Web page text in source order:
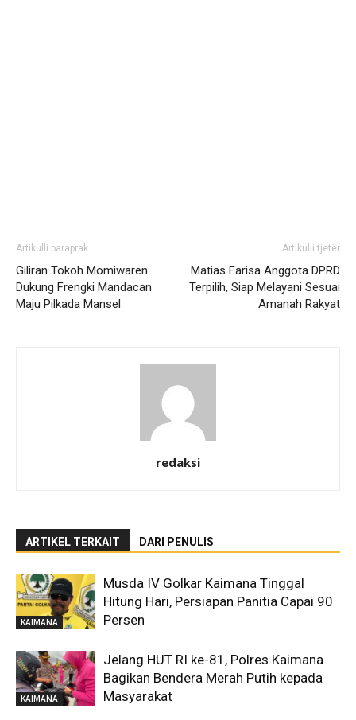
Artikulli paraprak
Giliran Tokoh Momiwaren
Dukung Frengki Mandacan
Maju Pilkada Mansel
Artikulli tjetër
Matias Farisa Anggota DPRD
Terpilih, Siap Melayani Sesuai
Amanah Rakyat
redaksi
ARTIKEL TERKAIT DARI PENULIS
KAIMANA
Musda IV Golkar Kaimana Tinggal
Hitung Hari, Persiapan Panitia Capai 90
Persen
KAIMANA
Jelang HUT RI ke-81, Polres Kaimana
Bagikan Bendera Merah Putih kepada
Masyarakat